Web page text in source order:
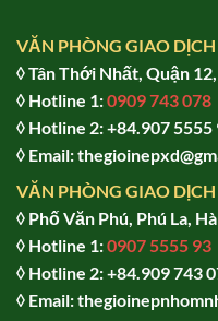
VĂN PHÒNG GIAO
◊ Tân Thới Nhất, Quận
◊ Hotline 1:0909 743 078
◊ Hotline 2: +84.907 5555
◊ Email:
VĂN PHÒNG GIAO
◊ Phố Văn Phú, Phú La,
◊ Hotline 1:0907 5555 93
◊ Hotline 2:+84.909 743
◊ Email: